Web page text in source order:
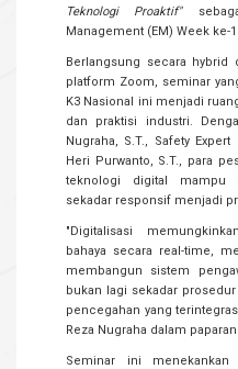
Teknologi Proaktif"
Management (EM) Week ke-
Berlangsung secara hybrid
platform Zoom, seminar
K3 Nasional ini menjadi
dan praktisi industri.
Nugraha, S.T., Safety
Heri Purwanto, S.T., para
teknologi digital mampu
sekadar responsif menjadi
"Digitalisasi
bahaya secara real-time,
membangun sistem
bukan lagi sekadar
pencegahan yang
Reza Nugraha dalam
Seminar ini menekankan